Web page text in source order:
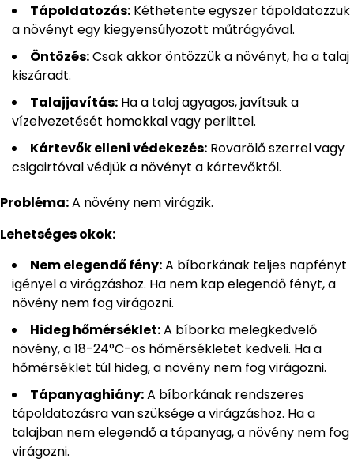
Tápoldatozás: Kéthetente egyszer tápoldatozzuk
a növényt egy kiegyensúlyozott műtrágyával.
Öntözés:Csak akkor öntözzük a növényt, ha a talaj
kiszáradt.
Talajjavítás: Ha a talaj agyagos, javítsuk a
vízelvezetését homokkal vagy perlittel.
Kártevők elleni védekezés: Rovarölő szerrel vagy
csigairtóval védjük a növényt a kártevőktől.
Probléma:A növény nem virágzik.
Lehetséges okok:
Nem elegendő fény:A bíborkának teljes napfényt
igényel a virágzáshoz. Ha nem kap elegendő fényt, a
növény nem fog virágozni.
Hideg hőmérséklet:A bíborka melegkedvelő
növény, a 18-24°C-os hőmérsékletet kedveli. Ha a
hőmérséklet túl hideg, a növény nem fog virágozni.
Tápanyaghiány:A bíborkának rendszeres
tápoldatozásra van szüksége a virágzáshoz. Ha a
talajban nem elegendő a tápanyag, a növény nem fog
virágozni.